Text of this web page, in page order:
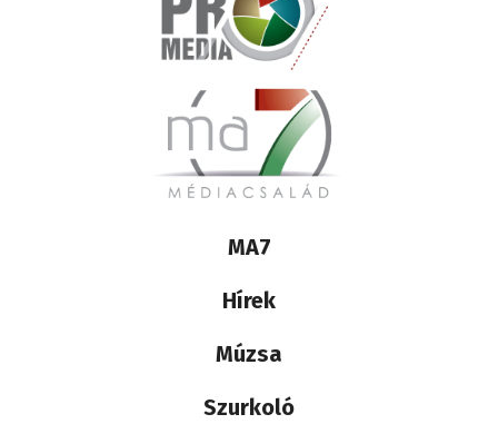
Lábléc
médiacsalád
MA7
Hírek
Múzsa
Szurkoló